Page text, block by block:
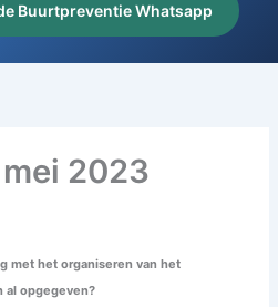
Buurtpreventie Whatsapp
2023
met het organiseren van het
al opgegeven?